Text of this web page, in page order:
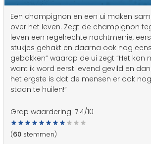
Een champignon en een ui maken
over het leven. Zegt de champignon
leven een regelrechte nachtmerrie,
stukjes gehakt en daarna ook nog
gebakken” waarop de ui zegt “Het kan
want ik word eerst levend gevild en
het ergste is dat de mensen er ook
staan te huilen!”
Grap waardering: 7.4/10
(60 stemmen)